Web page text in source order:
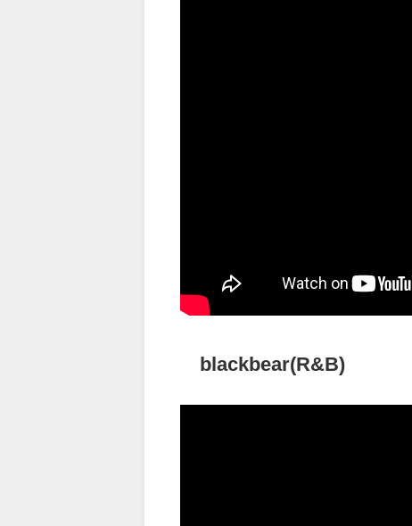
blackbear(R&B)